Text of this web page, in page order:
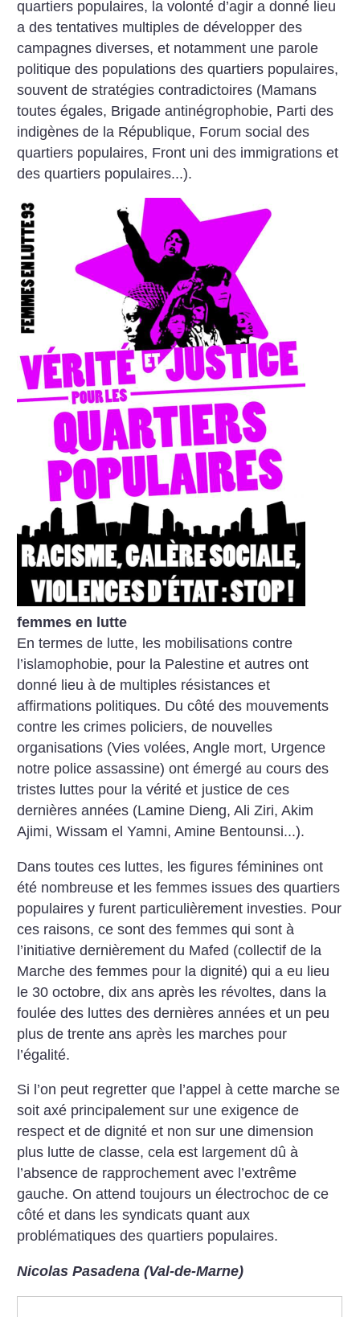
quartiers populaires, la volonté d’agir a donné lieu
a des tentatives multiples de développer des
campagnes diverses, et notamment une parole
politique des populations des quartiers populaires,
souvent de stratégies contradictoires (Mamans
toutes égales, Brigade antinégrophobie, Parti des
indigènes de la République, Forum social des
quartiers populaires, Front uni des immigrations et
des quartiers populaires...).
femmes en lutte
En termes de lutte, les mobilisations contre
l’islamophobie, pour la Palestine et autres ont
donné lieu à de multiples résistances et
affirmations politiques. Du côté des mouvements
contre les crimes policiers, de nouvelles
organisations (Vies volées, Angle mort, Urgence
notre police assassine) ont émergé au cours des
tristes luttes pour la vérité et justice de ces
dernières années (Lamine Dieng, Ali Ziri, Akim
Ajimi, Wissam el Yamni, Amine Bentounsi...).
Dans toutes ces luttes, les figures féminines ont
été nombreuse et les femmes issues des quartiers
populaires y furent particulièrement investies. Pour
ces raisons, ce sont des femmes qui sont à
l’initiative dernièrement du Mafed (collectif de la
Marche des femmes pour la dignité) qui a eu lieu
le 30 octobre, dix ans après les révoltes, dans la
foulée des luttes des dernières années et un peu
plus de trente ans après les marches pour
l’égalité.
Si l’on peut regretter que l’appel à cette marche se
soit axé principalement sur une exigence de
respect et de dignité et non sur une dimension
plus lutte de classe, cela est largement dû à
l’absence de rapprochement avec l’extrême
gauche. On attend toujours un électrochoc de ce
côté et dans les syndicats quant aux
problématiques des quartiers populaires.
Nicolas Pasadena (Val-de-Marne)